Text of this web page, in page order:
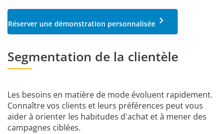
Réserver une démonstration personnalisée keyboard_arrow_right
Segmentation de la clientèle
Les besoins en matière de mode évoluent rapidement.
Connaître vos clients et leurs préférences peut vous
aider à orienter les habitudes d'achat et à mener des
campagnes ciblées.